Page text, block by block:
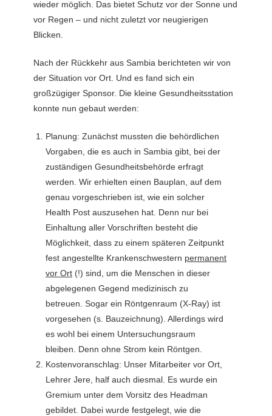
wieder möglich. Das bietet Schutz vor der Sonne und
vor Regen – und nicht zuletzt vor neugierigen
Blicken.
Nach der Rückkehr aus Sambia berichteten wir von
der Situation vor Ort. Und es fand sich ein
großzügiger Sponsor. Die kleine Gesundheitsstation
konnte nun gebaut werden:
Planung: Zunächst mussten die behördlichen
Vorgaben, die es auch in Sambia gibt, bei der
zuständigen Gesundheitsbehörde erfragt
werden. Wir erhielten einen Bauplan, auf dem
genau vorgeschrieben ist, wie ein solcher
Health Post auszusehen hat. Denn nur bei
Einhaltung aller Vorschriften besteht die
Möglichkeit, dass zu einem späteren Zeitpunkt
fest angestellte Krankenschwestern permanent
vor Ort (!) sind, um die Menschen in dieser
abgelegenen Gegend medizinisch zu
betreuen. Sogar ein Röntgenraum (X-Ray) ist
vorgesehen (s. Bauzeichnung). Allerdings wird
es wohl bei einem Untersuchungsraum
bleiben. Denn ohne Strom kein Röntgen.
Kostenvoranschlag: Unser Mitarbeiter vor Ort,
Lehrer Jere, half auch diesmal. Es wurde ein
Gremium unter dem Vorsitz des Headman
gebildet. Dabei wurde festgelegt, wie die